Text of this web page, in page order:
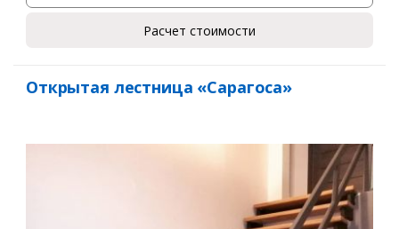
Расчет стоимости
Открытая лестница «Сарагоса»